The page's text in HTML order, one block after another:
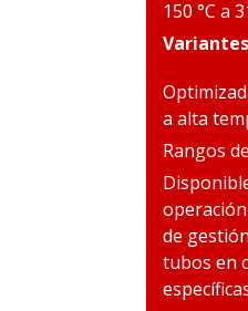
150 °C a
Variantes
a alta
Rangos
de
tubos en